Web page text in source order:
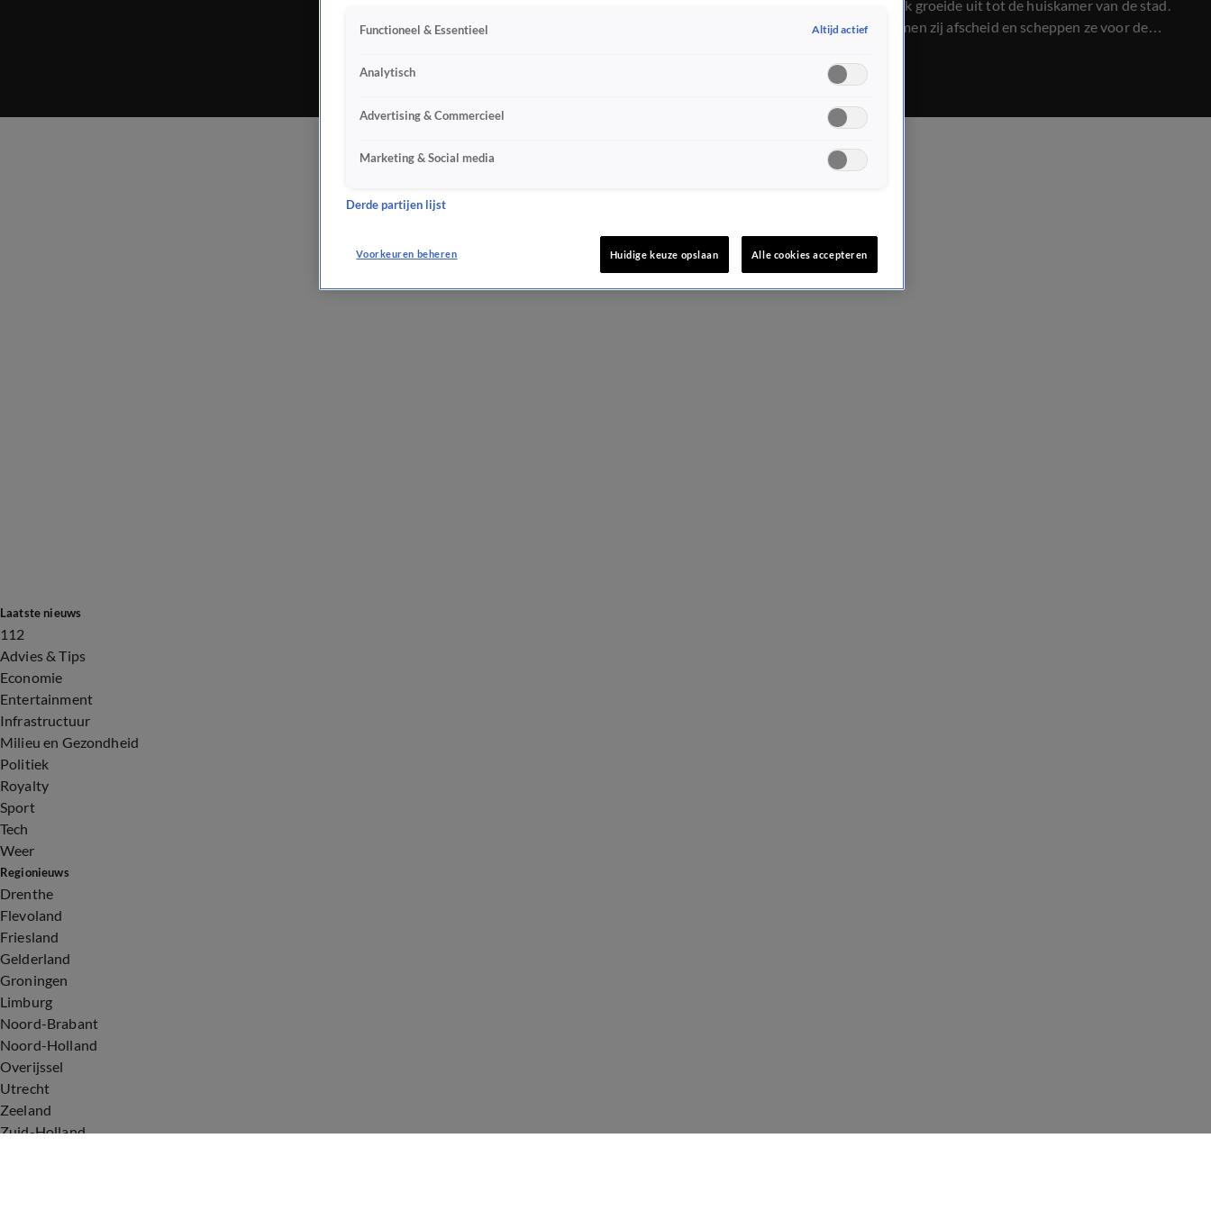
stamppotplek groeide uit tot de huiskamer van de stad.
Op 3 mei nemen zij afscheid en scheppen ze voor de
ten einde.
Laatste nieuws
112
Advies & Tips
Economie
Entertainment
Infrastructuur
Milieu en Gezondheid
Politiek
Royalty
Sport
Tech
Weer
Regionieuws
Drenthe
Flevoland
Friesland
Gelderland
Groningen
Limburg
Noord-Brabant
Noord-Holland
Overijssel
Utrecht
Zeeland
Zuid-Holland
Functioneel & Essentieel Altijd actief
Analytisch
Advertising & Commercieel
Marketing & Social media
Derde partijen lijst
Voorkeuren beheren Huidige keuze opslaan Alle cookies accepteren